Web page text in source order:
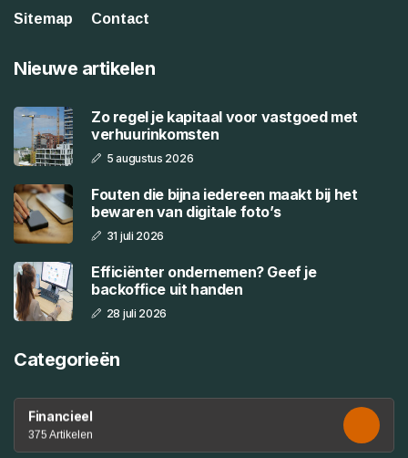
Sitemap
Contact
Nieuwe artikelen
Zo regel je kapitaal voor vastgoed met
verhuurinkomsten
5 augustus 2026
Fouten die bijna iedereen maakt bij het
bewaren van digitale foto’s
31 juli 2026
Efficiënter ondernemen? Geef je
backoffice uit handen
28 juli 2026
Categorieën
Financieel
375 Artikelen